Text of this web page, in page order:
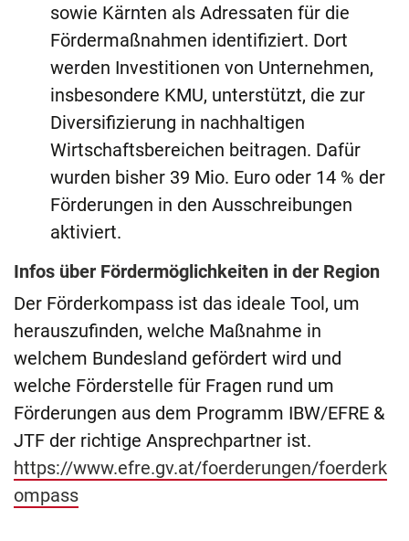
sowie Kärnten als Adressaten für die
Fördermaßnahmen identifiziert. Dort
werden Investitionen von Unternehmen,
insbesondere KMU, unterstützt, die zur
Diversifizierung in nachhaltigen
Wirtschaftsbereichen beitragen. Dafür
wurden bisher 39 Mio. Euro oder 14 % der
Förderungen in den Ausschreibungen
aktiviert.
Infos über Fördermöglichkeiten in der Region
Der Förderkompass ist das ideale Tool, um
herauszufinden, welche Maßnahme in
welchem Bundesland gefördert wird und
welche Förderstelle für Fragen rund um
Förderungen aus dem Programm IBW/EFRE &
JTF der richtige Ansprechpartner ist.
https://www.efre.gv.at/foerderungen/foerderk
ompass